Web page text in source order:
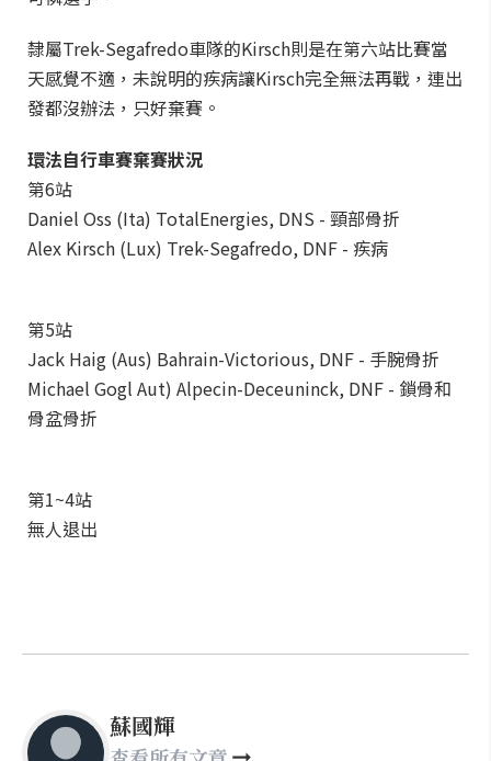
隸屬Trek-Segafredo車隊的Kirsch則是在第六站比賽當
天感覺不適，未說明的疾病讓Kirsch完全無法再戰，連出
發都沒辦法，只好棄賽。
環法自行車賽棄賽狀況
第6站
Daniel Oss (Ita) TotalEnergies, DNS - 頸部骨折
Alex Kirsch (Lux) Trek-Segafredo, DNF - 疾病
第5站
Jack Haig (Aus) Bahrain-Victorious, DNF - 手腕骨折
Michael Gogl Aut) Alpecin-Deceuninck, DNF - 鎖骨和
骨盆骨折
第1~4站
無人退出
蘇國輝